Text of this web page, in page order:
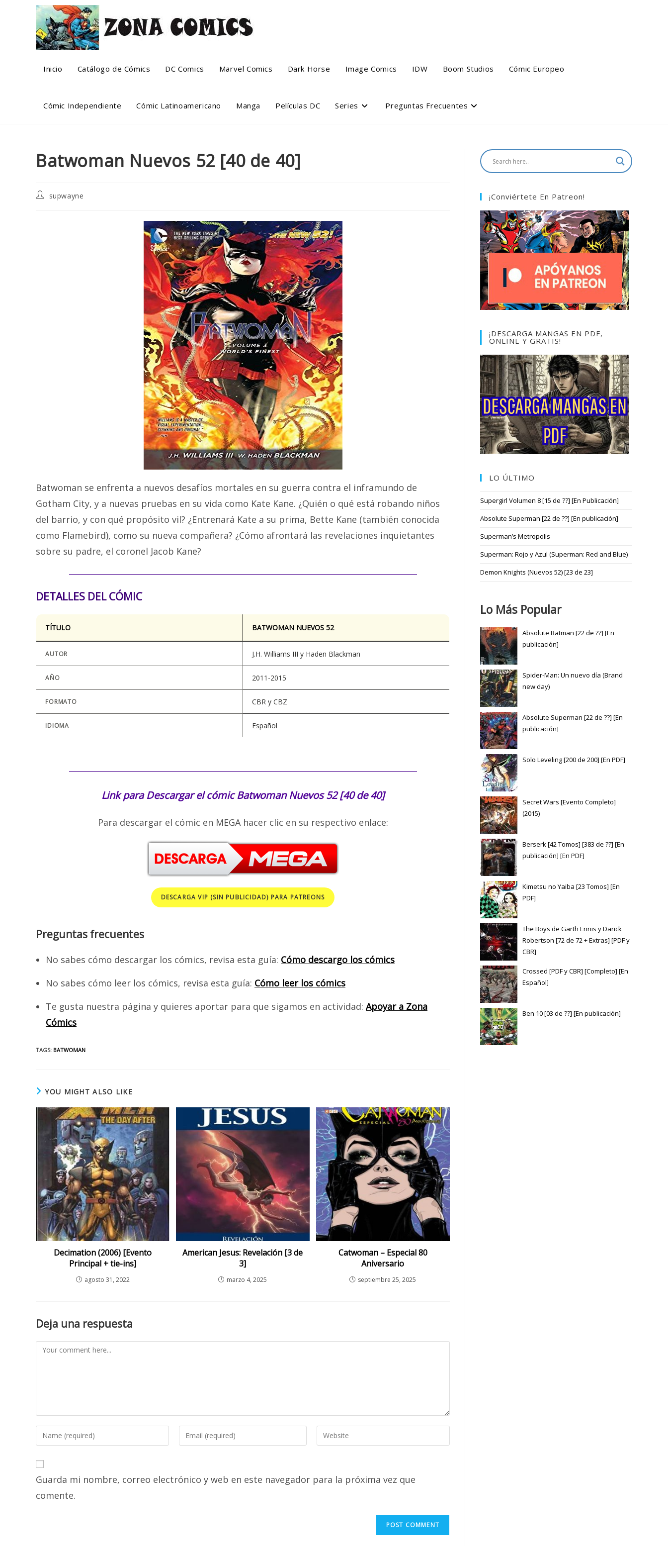
Inicio Catálogo de Cómics DC Comics Marvel Comics Dark Horse Image Comics IDW Boom Studios Cómic Europeo
Cómic Independiente Cómic Latinoamericano Manga Películas DC Series Preguntas Frecuentes
Batwoman Nuevos 52 [40 de 40]
Postsupwayne
Batwoman se enfrenta a nuevos desafíos mortales en su guerra contra el inframundo de
Gotham City, y a nuevas pruebas en su vida como Kate Kane. ¿Quién o qué está robando niños
del barrio, y con qué propósito vil? ¿Entrenará Kate a su prima, Bette Kane (también conocida
como Flamebird), como su nueva compañera? ¿Cómo afrontará las revelaciones inquietantes
sobre su padre, el coronel Jacob Kane?
DETALLES DEL CÓMIC
TÍTULO BATWOMAN NUEVOS 52
AUTOR J.H. Williams III y Haden Blackman
AÑO 2011-2015
FORMATO CBR y CBZ
IDIOMA Español
Link para Descargar el cómicBatwoman Nuevos 52 [40 de 40]
Para descargar el cómic en MEGA hacer clic en su respectivo enlace:
DESCARGA VIP (SIN PUBLICIDAD) PARA PATREONS
Preguntas frecuentes
No sabes cómo descargar los cómics, revisa esta guía: Cómo descargo los cómics
No sabes cómo leer los cómics, revisa esta guía: Cómo leer los cómics
Te gusta nuestra página y quieres aportar para que sigamos en actividad: Apoyar a Zona
Cómics
TAGS: BATWOMAN
YOU MIGHT ALSO LIKE
Decimation (2006) [Evento
Principal + tie-ins]
agosto 31, 2022
American Jesus: Revelación [3 de
3]
marzo 4, 2025
Catwoman – Especial 80
Aniversario
septiembre 25, 2025
Deja una respuesta
Comment
Enter
your
or
username
to
Enter
your
to
Enter
your
(optional)
Guarda mi nombre, correo electrónico y web en este navegador para la próxima vez que
comente.
¡Conviértete En Patreon!
¡DESCARGA MANGAS EN PDF,
ONLINE Y GRATIS!
LO ÚLTIMO
Supergirl Volumen 8 [15 de ??] [En Publicación]
Absolute Superman [22 de ??] [En publicación]
Superman’s Metropolis
Superman: Rojo y Azul (Superman: Red and Blue)
Demon Knights (Nuevos 52) [23 de 23]
Lo Más Popular
Absolute Batman [22 de ??] [En
publicación]
Spider-Man: Un nuevo día (Brand
new day)
Absolute Superman [22 de ??] [En
publicación]
Solo Leveling [200 de 200] [En PDF]
Secret Wars [Evento Completo]
(2015)
Berserk [42 Tomos] [383 de ??] [En
publicación] [En PDF]
Kimetsu no Yaiba [23 Tomos] [En
PDF]
The Boys de Garth Ennis y Darick
Robertson [72 de 72 + Extras] [PDF y
CBR]
Crossed [PDF y CBR] [Completo] [En
Español]
Ben 10 [03 de ??] [En publicación]